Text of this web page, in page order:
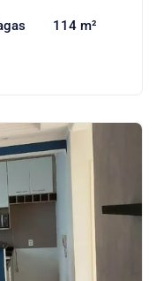
114 m²